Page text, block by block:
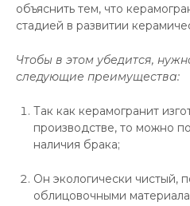
объяснить тем, что
стадией в развитии
Чтобы в этом убедится,
следующие преимущества:
Так как керамогранит
производстве, то можно
наличия брака;
Он экологически чистый,
облицовочными